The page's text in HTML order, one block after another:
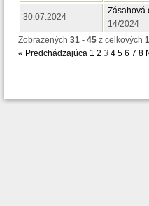
30.07.2024
Zásahová
14/2024
Zobrazených 31 - 45 z celkových
« Predchádzajúca 1 2 3 4 5 6 7 8